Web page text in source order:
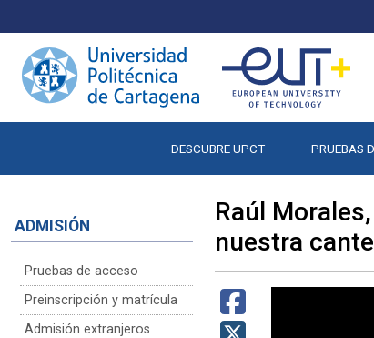
DESCUBRE UPCT PRUEBAS
ADMISIÓN
Pruebas de acceso
Preinscripción y matrícula
Admisión extranjeros
Raúl
nuestra